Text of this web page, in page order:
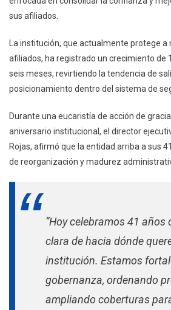
Y
sus afiliados.
La institución, que actualmente protege a
afiliados, ha registrado un crecimiento de
seis meses, revirtiendo la tendencia de
posicionamiento dentro del sistema de
Durante una eucaristía de acción de
aniversario institucional, el director
Rojas, afirmó que la entidad arriba a sus
de reorganización y madurez
“Hoy celebramos 41 años
clara de hacia dónde
institución. Estamos
gobernanza, ordenando
ampliando coberturas